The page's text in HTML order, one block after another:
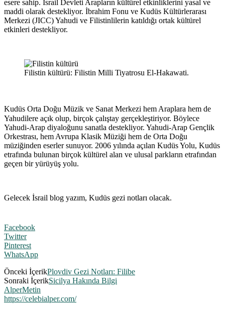
esere sahip. İsrail Devleti Arapların kültürel etkinliklerini yasal ve
maddi olarak destekliyor. İbrahim Fonu ve Kudüs Kültürlerarası
Merkezi (JICC) Yahudi ve Filistinlilerin katıldığı ortak kültürel
etkinleri destekliyor.
Filistin kültürü: Filistin Milli Tiyatrosu El-Hakawati.
Kudüs Orta Doğu Müzik ve Sanat Merkezi hem Araplara hem de
Yahudilere açık olup, birçok çalıştay gerçekleştiriyor. Böylece
Yahudi-Arap diyaloğunu sanatla destekliyor. Yahudi-Arap Gençlik
Orkestrası, hem Avrupa Klasik Müziği hem de Orta Doğu
müziğinden eserler sunuyor. 2006 yılında açılan Kudüs Yolu, Kudüs
etrafında bulunan birçok kültürel alan ve ulusal parkların etrafından
geçen bir yürüyüş yolu.
Gelecek İsrail blog yazım, Kudüs gezi notları olacak.
Facebook
Twitter
Pinterest
WhatsApp
Önceki İçerikPlovdiv Gezi Notları: Filibe
Sonraki İçerikSicilya Hakında Bilgi
AlperMetin
https://celebialper.com/